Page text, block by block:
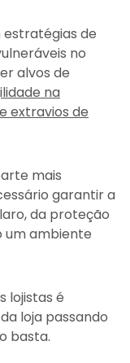
de
no
alvos de
na
extravios de
mais
garantir a
da proteção
um ambiente
lojistas é
loja passando
basta.